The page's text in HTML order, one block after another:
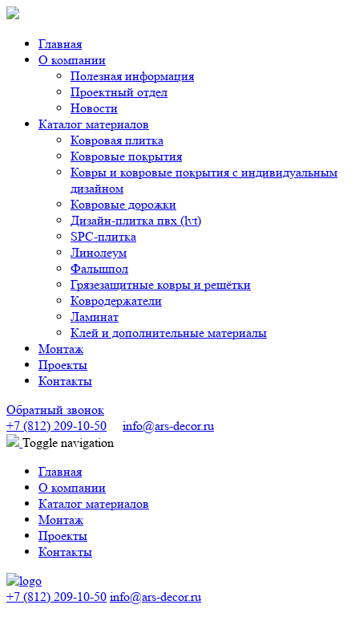
Главная
О компании
Полезная информация
Проектный отдел
Новости
Каталог материалов
Ковровая плитка
Ковровые покрытия
Ковры и ковровые покрытия с индивидуальным
дизайном
Ковровые дорожки
Дизайн-плитка пвх (lvt)
SPC-плитка
Линолеум
Фальшпол
Грязезащитные ковры и решётки
Ковродержатели
Ламинат
Клей и дополнительные материалы
Монтаж
Проекты
Контакты
Обратный звонок
+7 (812) 209-10-50
info@ars-decor.ru
Toggle navigation
Главная
О компании
Каталог материалов
Монтаж
Проекты
Контакты
+7 (812) 209-10-50 info@ars-decor.ru